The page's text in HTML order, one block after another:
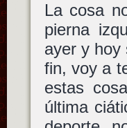
La cosa
pierna
ayer y hoy
fin, voy a
estas
última